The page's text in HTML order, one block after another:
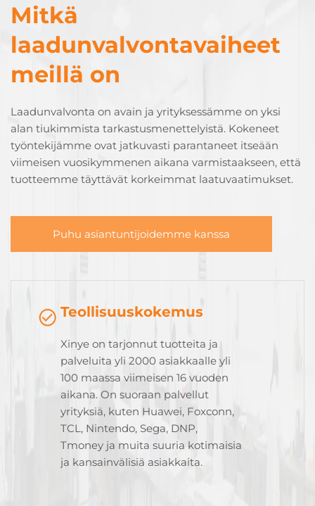
Mitkä
laadunvalvontavaiheet
meillä on
Laadunvalvonta on avain ja yrityksessämme on yksi
alan tiukimmista tarkastusmenettelyistä. Kokeneet
työntekijämme ovat jatkuvasti parantaneet itseään
viimeisen vuosikymmenen aikana varmistaakseen, että
tuotteemme täyttävät korkeimmat laatuvaatimukset.
Puhu asiantuntijoidemme kanssa
Teollisuuskokemus
Xinye on tarjonnut tuotteita ja
palveluita yli 2000 asiakkaalle yli
100 maassa viimeisen 16 vuoden
aikana. On suoraan palvellut
yrityksiä, kuten Huawei, Foxconn,
TCL, Nintendo, Sega, DNP,
Tmoney ja muita suuria kotimaisia
ja kansainvälisiä asiakkaita.